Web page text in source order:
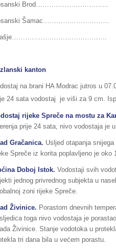
Brod……………………………
Šamac…………………………
kanton
na brani HA Modrac jutros u
24 sata vodostaj je viši za 9 cm.
rijeke Spreče na mostu za
prije 24 sata, nivo vodostaja je
Gračanica. Usljed otapanja
Spreče iz korita poplavljeno je oko
Doboj Istok. Vodostaji svih
jednog privrednog subjekta u
zoni rijeke Spreče.
Živinice. Porastom dnevnih
toga nivo vodostaja je
Živinice. Stanje vodotoka u
tri dana bila u većem porastu.